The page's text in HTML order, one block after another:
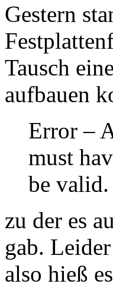
Gestern
Tausch
aufbauen
Error –
must
be valid.
zu der es
gab.
also hieß